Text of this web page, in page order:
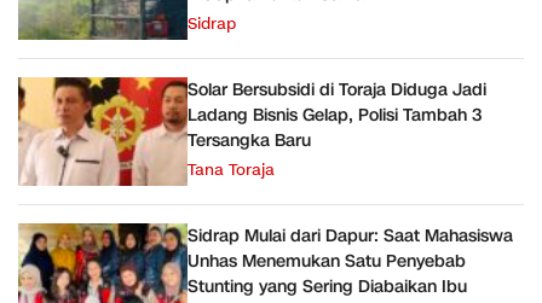
Sidrap
Solar Bersubsidi di Toraja Diduga Jadi
Ladang Bisnis Gelap, Polisi Tambah 3
Tersangka Baru
Tana Toraja
Sidrap Mulai dari Dapur: Saat Mahasiswa
Unhas Menemukan Satu Penyebab
Stunting yang Sering Diabaikan Ibu